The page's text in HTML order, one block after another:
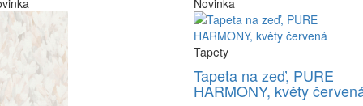
Novinka
Tapety
Tapeta na zeď, PURE
HARMONY, květy